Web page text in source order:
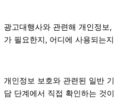
광고대행사와 관련해 개인정
가 필요한지, 어디에 사용되는
개인정보 보호와 관련된 일반
담 단계에서 직접 확인하는 것